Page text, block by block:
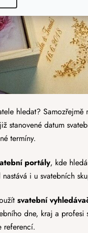
hledat? Samozřejmě
stanovené datum
termíny.
portály, kde
i u svatebních
svatební
dne, kraj a
referencí.